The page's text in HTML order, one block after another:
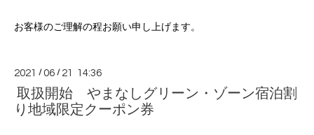
お客様のご理解の程お願い申し上げます。
2021 /06 / 21 14:36
取扱開始 やまなしグリーン・ゾーン宿泊割
り地域限定クーポン券